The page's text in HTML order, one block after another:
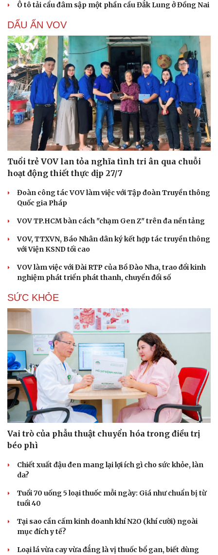
Cải chính
Ô tô tải cẩu đâm sập một phần cầu Đắk Lung ở Đồng Nai
DẤU ẤN VOV
Tuổi trẻ VOV lan tỏa nghĩa tình tri ân qua chuỗi
hoạt động thiết thực dịp 27/7
Đoàn công tác VOV làm việc với Tập đoàn Truyền thông
Quốc gia Pháp
VOV TP.HCM bàn cách "chạm Gen Z" trên đa nền tảng
VOV, TTXVN, Báo Nhân dân ký kết hợp tác truyền thông
với Viện KSND tối cao
VOV làm việc với Đài RTP của Bồ Đào Nha, trao đổi kinh
nghiệm phát triển phát thanh, chuyển đổi số
SỨC KHỎE
Vai trò của phẫu thuật chuyển hóa trong điều trị
béo phì
Chiết xuất đậu đen mang lại lợi ích gì cho sức khỏe, làn
da?
Tuổi 70 uống 5 loại thuốc mỗi ngày: Giá như chuẩn bị từ
tuổi 40
Tại sao cần cấm kinh doanh khí N2O (khí cười) ngoài
mục đích y tế?
Loại lá vừa cay vừa đắng là vị thuốc bổ gan, biết dùng